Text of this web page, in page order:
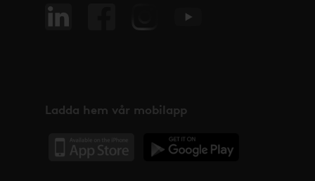
Ladda hem vår mobilapp